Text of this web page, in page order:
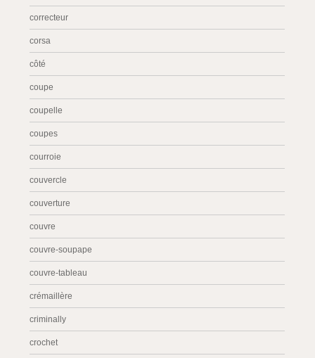
correcteur
corsa
côté
coupe
coupelle
coupes
courroie
couvercle
couverture
couvre
couvre-soupape
couvre-tableau
crémaillère
criminally
crochet